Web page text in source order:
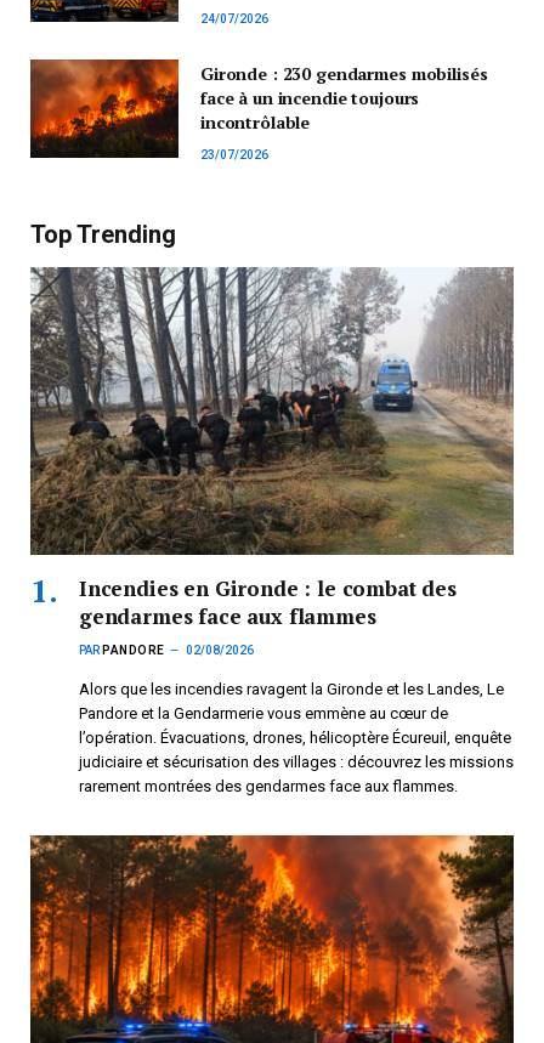
24/07/2026
Gironde : 230 gendarmes mobilisés
face à un incendie toujours
incontrôlable
23/07/2026
Top Trending
Incendies en Gironde : le combat des
gendarmes face aux flammes
PAR PANDORE 02/08/2026
Alors que les incendies ravagent la Gironde et les Landes, Le
Pandore et la Gendarmerie vous emmène au cœur de
l’opération. Évacuations, drones, hélicoptère Écureuil, enquête
judiciaire et sécurisation des villages : découvrez les missions
rarement montrées des gendarmes face aux flammes.